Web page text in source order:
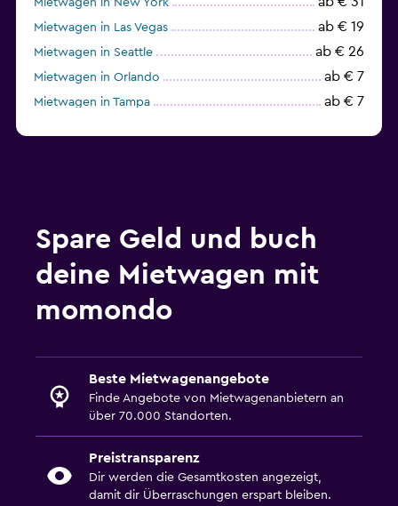
Mietwagen in New York
Mietwagen in Las Vegas ab € 19
Mietwagen in Seattle ab € 26
Mietwagen in Orlando ab € 7
Mietwagen in Tampa ab € 7
Spare Geld und buch
deine Mietwagen mit
momondo
Beste Mietwagenangebote
Finde Angebote von Mietwagenanbietern an
über 70.000 Standorten.
Preistransparenz
Dir werden die Gesamtkosten angezeigt,
damit dir Überraschungen erspart bleiben.